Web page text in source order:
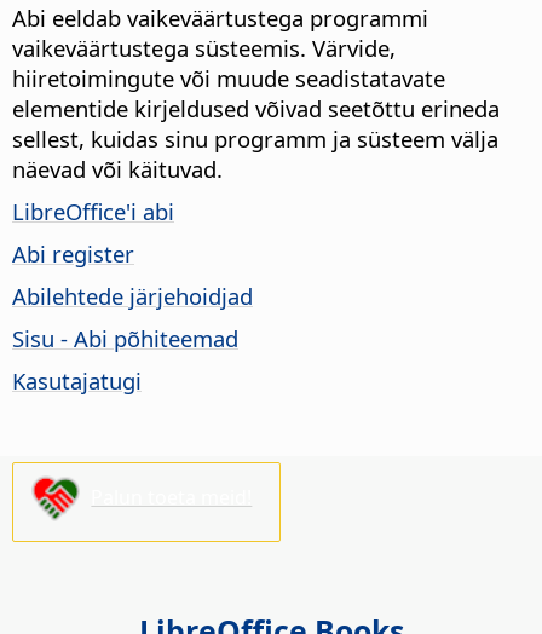
Abi eeldab vaikeväärtustega programmi
vaikeväärtustega süsteemis. Värvide,
hiiretoimingute või muude seadistatavate
elementide kirjeldused võivad seetõttu erineda
sellest, kuidas sinu programm ja süsteem välja
näevad või käituvad.
LibreOffice'i abi
Abi register
Abilehtede järjehoidjad
Sisu - Abi põhiteemad
Kasutajatugi